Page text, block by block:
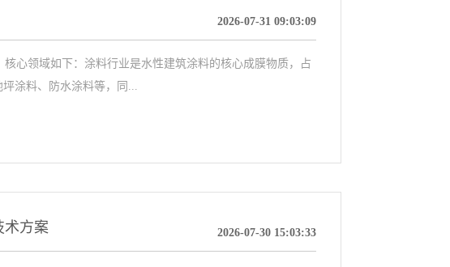
2026-07-31 09:03:09
心领域如下：涂料行业‌是水性建筑涂料的核心成膜物质，占
涂料、防水涂料等，同...
术方案 2026-07-30 15:03:33